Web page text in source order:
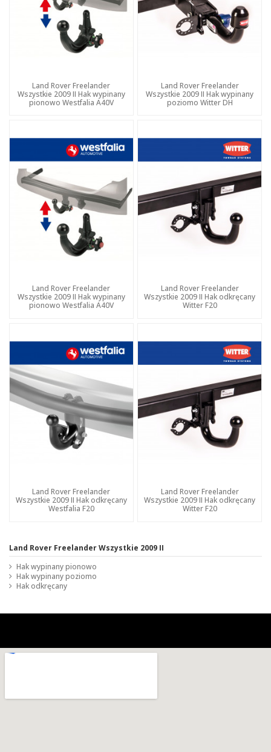
Land Rover Freelander
Wszystkie 2009 II Hak wypinany
pionowo Westfalia A40V
Land Rover Freelander
Wszystkie 2009 II Hak wypinany
poziomo Witter DH
Land Rover Freelander
Wszystkie 2009 II Hak wypinany
pionowo Westfalia A40V
Land Rover Freelander
Wszystkie 2009 II Hak odkręcany
Witter F20
Land Rover Freelander
Wszystkie 2009 II Hak odkręcany
Westfalia F20
Land Rover Freelander
Wszystkie 2009 II Hak odkręcany
Witter F20
Land Rover Freelander Wszystkie 2009 II
Hak wypinany pionowo
Hak wypinany poziomo
Hak odkręcany